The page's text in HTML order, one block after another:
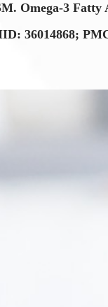
Omega-3 Fatty
36014868;